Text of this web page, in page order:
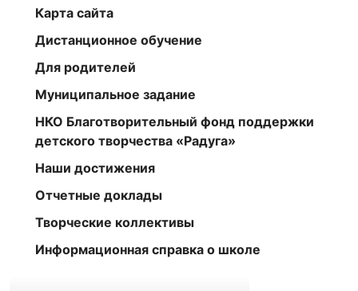
Карта сайта
Дистанционное обучение
Для родителей
Муниципальное задание
НКО Благотворительный фонд поддержки
детского творчества «Радуга»
Наши достижения
Отчетные доклады
Творческие коллективы
Информационная справка о школе